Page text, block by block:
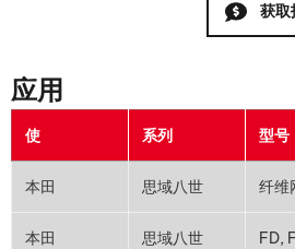
获取
应用
使 系列 型号
本田 思域八世 纤维
本田 思域八世 FD,